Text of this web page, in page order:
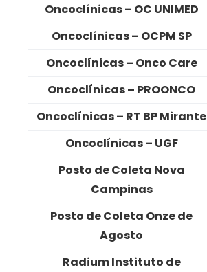
Oncoclínicas – OC UNIMED
Oncoclínicas – OCPM SP
Oncoclínicas – Onco Care
Oncoclínicas – PROONCO
Oncoclínicas – RT BP Mirante
Oncoclínicas – UGF
Posto de Coleta Nova
Campinas
Posto de Coleta Onze de
Agosto
Radium Instituto de